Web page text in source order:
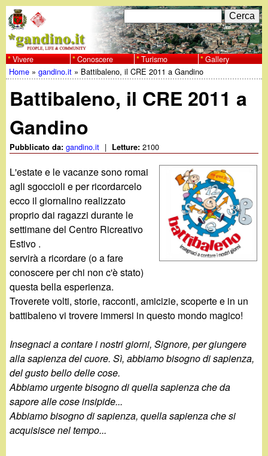
al
contenuto
principale
w
w
w
.
g
a
n
d
i
n
o
.
i
t
F
o
r
m
i
r
i
c
e
c
a
C
e
r
c
a
Vivere Conoscere Turismo Gallery
Tu
sei
qui
Home »gandino.it » Battibaleno, il CRE 2011 a Gandino
Battibaleno, il CRE 2011 a
Gandino
Pubblicato da:gandino.it | Letture:2100
L'estate e le vacanze sono romai
agli sgoccioli e per ricordarcelo
ecco il giornalino realizzato
proprio dai ragazzi durante le
settimane del Centro Ricreativo
Estivo .
servirà a ricordare (o a fare
conoscere per chi non c'è stato)
questa bella esperienza.
Troverete volti, storie, racconti, amicizie, scoperte e in un
battibaleno vi trovere immersi in questo mondo magico!
Insegnaci a contare i nostri giorni, Signore, per giungere
alla sapienza del cuore. Sì, abbiamo bisogno di sapienza,
del gusto bello delle cose.
Abbiamo urgente bisogno di quella sapienza che da
sapore alle cose insipide...
Abbiamo bisogno di sapienza, quella sapienza che si
acquisisce nel tempo...